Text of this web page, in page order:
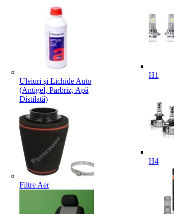
Uleiuri și Lichide Auto
(Antigel, Parbriz, Apă
Distilată)
Filtre Aer
H1
H4